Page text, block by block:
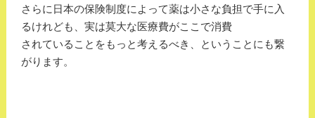
さらに日本の保険制度によって薬は小さな負担で手に入
るけれども、実は莫大な医療費がここで消費
されていることをもっと考えるべき、ということにも繋
がります。